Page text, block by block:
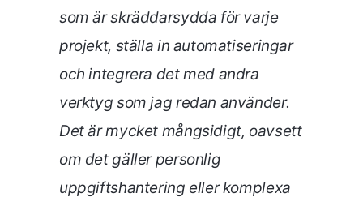
som är skräddarsydda för varje
projekt, ställa in automatiseringar
och integrera det med andra
verktyg som jag redan använder.
Det är mycket mångsidigt, oavsett
om det gäller personlig
uppgiftshantering eller komplexa